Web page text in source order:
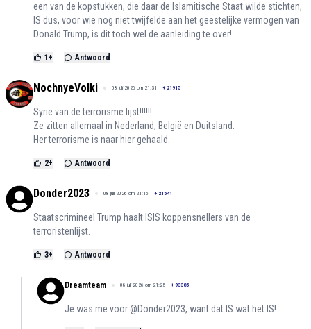
een van de kopstukken, die daar de Islamitische Staat wilde stichten,
IS dus, voor wie nog niet twijfelde aan het geestelijke vermogen van
Donald Trump, is dit toch wel de aanleiding te over!
1 + Antwoord
NochnyeVolki 08 juli 2026 om 21:31 + 21915
Syrië van de terrorisme lijst!!!!!!
Ze zitten allemaal in Nederland, België en Duitsland.
Her terrorisme is naar hier gehaald.
2+ Antwoord
Donder2023 08 juli 2026 om 21:16 + 21541
Staatscrimineel Trump haalt ISIS koppensnellers van de
terroristenlijst.
3+ Antwoord
Dreamteam 08 juli 2026 om 21:25 + 93385
Je was me voor @Donder2023, want dat IS wat het IS!